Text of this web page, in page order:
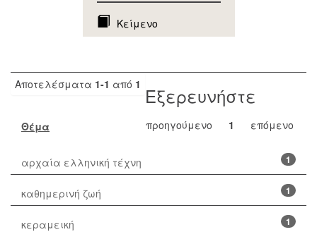
Κείμενο
Αποτελέσματα 1-1 από 1
προηγούμενο 1 επόμενο
Εξερευνήστε
Θέμα
1
αρχαία ελληνική τέχνη
1
καθημερινή ζωή
1
κεραμεική